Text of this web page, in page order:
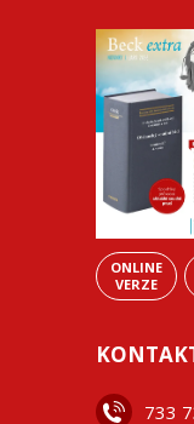
ONLINE
VERZE
733